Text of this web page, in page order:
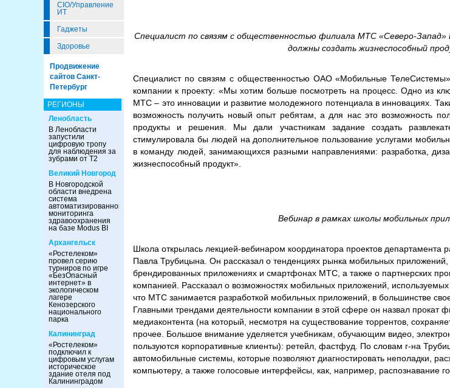
CIO/Управление
ИТ
Гаджеты
Здоровье
Продвижение
сайтов Санкт-
Петербург
РЕГИОНЫ
Ленобласть
В Ленобласти
запустили
цифровую тропу
для наблюдения за
зубрами от Т2
Великий Новгород
В Новгородской
области внедрена
система
автоматизированного
мониторинга
здравоохранения
на базе Modus BI
Архангельск
«Ростелеком»
провел серию
турниров по игре
«БезОпасный
интернет» в
экологическом
лагере
Кенозерского
национального
парка
Калининград
«Ростелеком»
подключил к
цифровым услугам
историческое
здание отеля под
Калининградом
Специалист по связям с общественностью филиала МТС «Северо-Запад»
должны создать жизнеспособный
Специалист по связям с общественностью ОАО «Мобильные
компании к проекту: «Мы хотим больше посмотреть на процесс. Одно из
МТС – это инновации и развитие молодежного потенциала в инновациях.
возможность получить новый опыт ребятам, а для нас это возможность
продукты и решения. Мы дали участникам задание создать
стимулировала бы людей на дополнительное пользование услугами
в команду людей, занимающихся разными направлениями: разработка,
жизнеспособный продукт».
Вебинар в рамках школы мобильных
Школа открылась лекцией-вебинаром координатора проектов департамента
Павла Трубицына. Он рассказал о тенденциях рынка мобильных приложений,
брендированных приложениях и смартфонах МТС, а также о партнерских
компанией. Рассказал о возможностях мобильных приложений,
что МТС занимается разработкой мобильных приложений, в большинстве
Главными трендами деятельности компании в этой сфере он назвал прокат
медиаконтента (на который, несмотря на существование торрентов,
прочее. Большое внимание уделяется учебникам, обучающим видео,
пользуются корпоративные клиенты): ретейл, фастфуд. По словам г-на
автомобильные системы, которые позволяют диагностировать неполадки,
компьютеру, а также голосовые интерфейсы, как, например, распознавание